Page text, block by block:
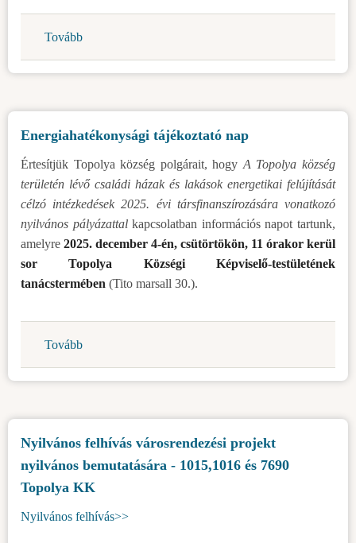
Tovább
A
helyi
szóló
módosításáról
szóló
határozat
tervezetéről
Energiahatékonysági tájékoztató nap
Értesítjük Topolya község polgárait, hogy A Topolya község
területén lévő családi házak és lakások energetikai felújítását
célzó intézkedések 2025. évi társfinanszírozására vonatkozó
nyilvános pályázattalkapcsolatban információs napot tartunk,
amelyre 2025. december 4-én, csütörtökön, 11 órakor kerül
sor Topolya Községi Képviselő-testületének
tanácstermében (Tito marsall 30.).
Tovább
tájékoztató
nap
Nyilvános felhívás városrendezési projekt
nyilvános bemutatására - 1015,1016 és 7690
Topolya KK
Nyilvános felhívás>>